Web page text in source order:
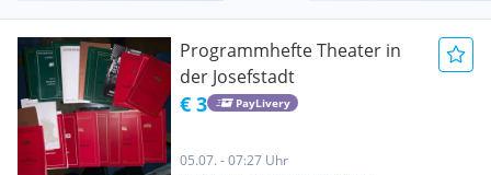
Programmhefte Theater in
der Josefstadt
€ 3 PayLivery
05.07. - 07:27 Uhr